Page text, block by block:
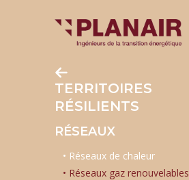
TERRITOIRES
RÉSILIENTS
RÉSEAUX
Réseaux de chaleur
Réseaux gaz renouvelables